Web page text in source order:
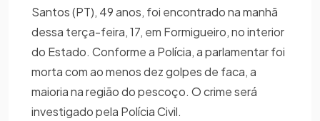
Santos (PT), 49 anos, foi encontrado na manhã
dessa terça-feira, 17, em Formigueiro, no interior
do Estado. Conforme a Polícia, a parlamentar foi
morta com ao menos dez golpes de faca, a
maioria na região do pescoço. O crime será
investigado pela Polícia Civil.